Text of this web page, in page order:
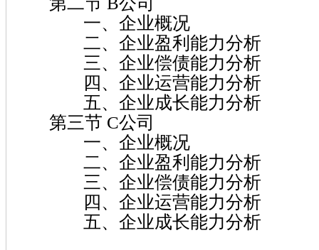
一、企业概况
二、企业盈利能力分析
三、企业偿债能力分析
四、企业运营能力分析
五、企业成长能力分析
第三节 C公司
一、企业概况
二、企业盈利能力分析
三、企业偿债能力分析
四、企业运营能力分析
五、企业成长能力分析